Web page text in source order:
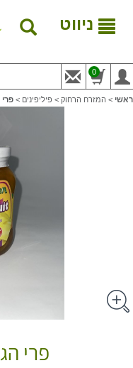
ניווט
0
ראשי > המזרח הרחוק > פיליפינים >
פרי